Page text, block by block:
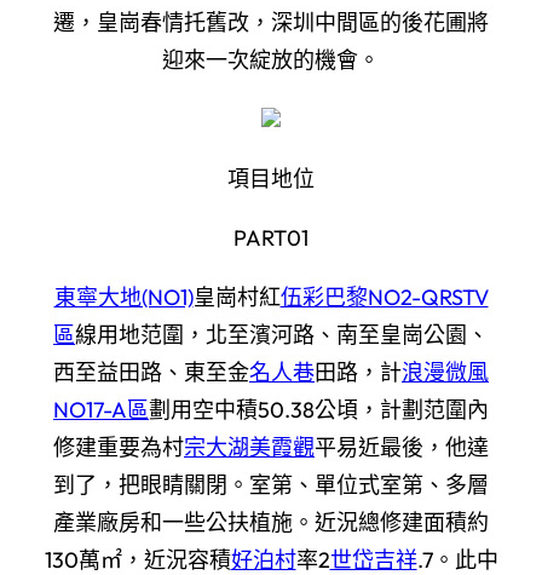
遷，皇崗春情托舊改，深圳中間區的後花圃將
迎來一次綻放的機會。
項目地位
PART01
東寧大地(NO1)皇崗村紅伍彩巴黎NO2-QRSTV
區線用地范圍，北至濱河路、南至皇崗公園、
西至益田路、東至金名人巷田路，計浪漫微風
NO17-A區劃用空中積50.38公頃，計劃范圍內
修建重要為村宗大湖美霞觀平易近最後，他達
到了，把眼睛關閉。室第、單位式室第、多層
產業廠房和一些公扶植施。近況總修建面積約
130萬㎡，近況容積好泊村率2世岱吉祥.7。此中